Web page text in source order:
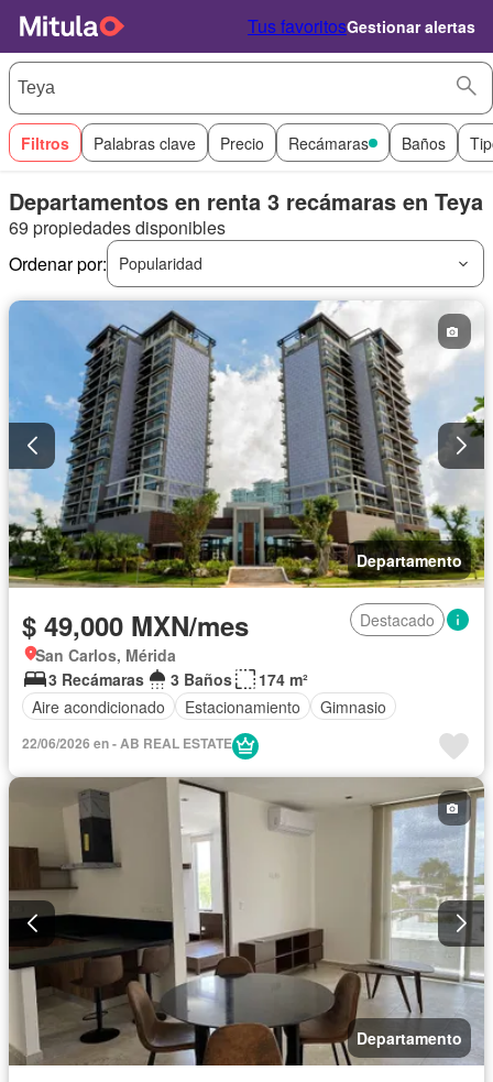
Tus favoritosGestionar alertas
Filtros Palabras clave Precio Recámaras Baños
Departamentos en renta 3 recámaras en Teya
69 propiedades disponibles
Ordenar por:
Popularidad
Departamento
$ 49,000 MXN/mes
Destacado
San Carlos, Mérida
3 Recámaras
3 Baños
174 m²
Aire acondicionado
Estacionamiento Gimnasio
22/06/2026 en - AB REAL ESTATE
Departamento